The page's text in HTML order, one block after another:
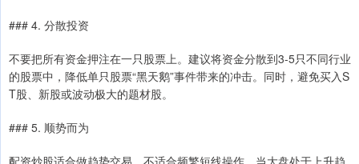
### 4. 分散投资
不要把所有资金押注在一只股票上。建议将资金分散到3-5只不同行业
的股票中，降低单只股票“黑天鹅”事件带来的冲击。同时，避免买入S
T股、新股或波动极大的题材股。
### 5. 顺势而为
配资炒股适合做趋势交易，不适合频繁短线操作。当大盘处于上升趋